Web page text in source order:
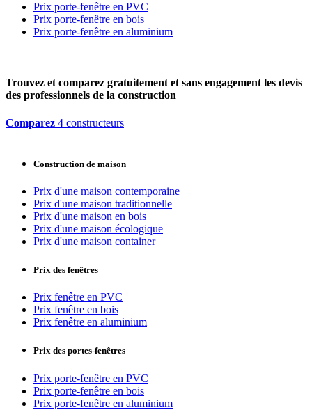
Prix porte-fenêtre en PVC
Prix porte-fenêtre en bois
Prix porte-fenêtre en aluminium
Trouvez et comparez gratuitement et sans engagement les devis
des professionnels de la construction
Comparez 4 constructeurs
Construction de maison
Prix d'une maison contemporaine
Prix d'une maison traditionnelle
Prix d'une maison en bois
Prix d'une maison écologique
Prix d'une maison container
Prix des fenêtres
Prix fenêtre en PVC
Prix fenêtre en bois
Prix fenêtre en aluminium
Prix des portes-fenêtres
Prix porte-fenêtre en PVC
Prix porte-fenêtre en bois
Prix porte-fenêtre en aluminium